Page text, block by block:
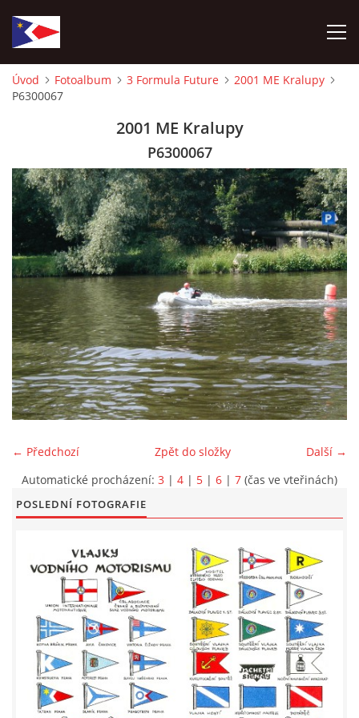
ÚVOD
HISTORIE
SOUČASNOST
VIZE BUDOUCNOSTI
FOTOALBUM
LODĚNICE A OKOLÍ
PLOVOUCÍ LODĚNICE
UŽITEČNÉ ODKAZY
KONTAKTY
VSTUP PRO ČLENY
Úvod Fotoalbum 3 Formula Future
2001 ME Kralupy
P6300067
2001 ME Kralupy
P6300067
← Předchozí Další →
Zpět do složky
Automatické procházení: 3 | 4 | 5 | 6 | 7 (čas ve vteřinách)
POSLEDNÍ FOTOGRAFIE